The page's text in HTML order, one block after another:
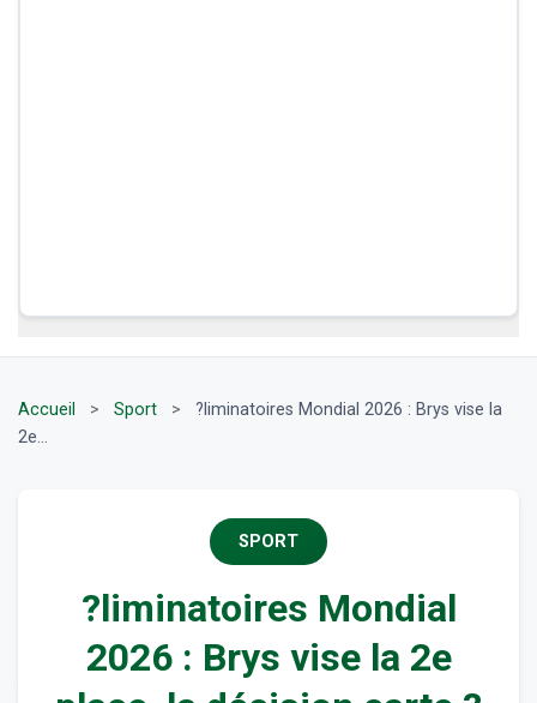
Accueil > Sport >
?liminatoires Mondial 2026 : Brys vise la
2e...
SPORT
?liminatoires Mondial
2026 : Brys vise la 2e